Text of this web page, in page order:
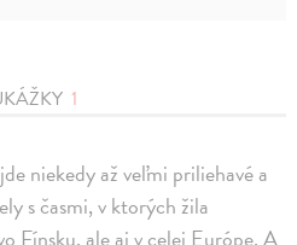
1
niekedy až veľmi priliehavé a
s časmi, v ktorých žila
Fínsku, ale aj v celej Európe. A